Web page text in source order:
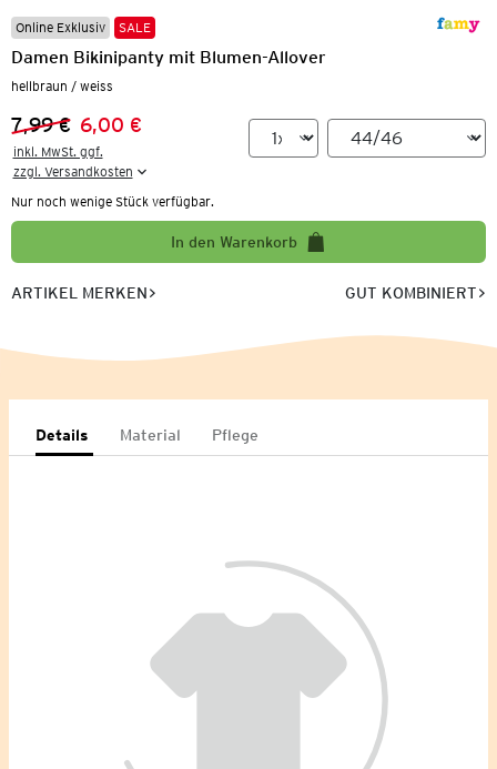
Online Exklusiv SALE
Damen Bikinipanty mit Blumen-Allover
hellbraun / weiss
Vorheriger Preis:
7,99 €
Neuer Preis:
6,00 €
inkl. MwSt. ggf.
zzgl. Versandkosten
Nur noch wenige Stück verfügbar.
In den Warenkorb
ARTIKEL MERKEN GUT KOMBINIERT
Details Material Pflege